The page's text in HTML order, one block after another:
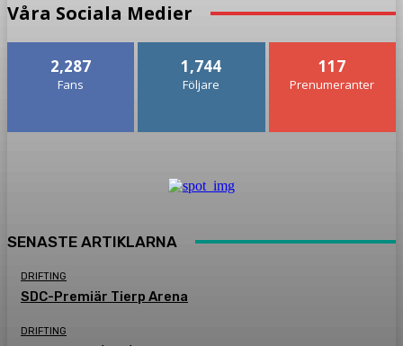
Våra Sociala Medier
2,287
Fans
1,744
Följare
117
Prenumeranter
SENASTE ARTIKLARNA
DRIFTING
SDC-Premiär Tierp Arena
DRIFTING